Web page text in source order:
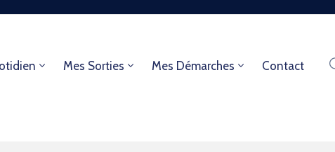
Mes Sorties Mes Démarches Contact